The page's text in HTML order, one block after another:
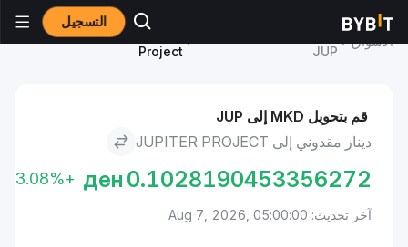
التسجيل
الأسواق
JUP
دينار مقدوني to Jupiter
Project
قم بتحويل MKD إلى JUP
دينار مقدوني إلى JUPITER PROJECT
ден 0.1028190453356272
+3.08%
آخر تحديث: Aug 7, 2026, 05:00:00